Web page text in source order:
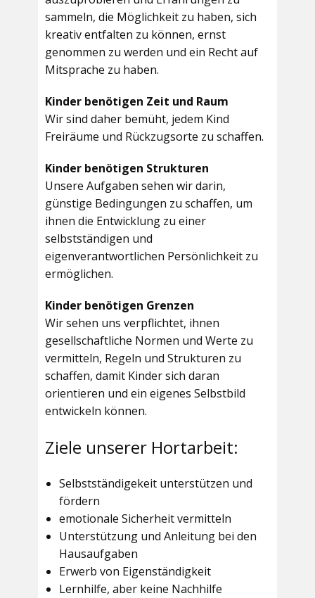
sammeln, die Möglichkeit zu haben, sich
kreativ entfalten zu können, ernst
genommen zu werden und ein Recht auf
Mitsprache zu haben.
Kinder benötigen Zeit und Raum
Wir sind daher bemüht, jedem Kind
Freiräume und Rückzugsorte zu schaffen.
Kinder benötigen Strukturen
Unsere Aufgaben sehen wir darin,
günstige Bedingungen zu schaffen, um
ihnen die Entwicklung zu einer
selbstständigen und
eigenverantwortlichen Persönlichkeit zu
ermöglichen.
Kinder benötigen Grenzen
Wir sehen uns verpflichtet, ihnen
gesellschaftliche Normen und Werte zu
vermitteln, Regeln und Strukturen zu
schaffen, damit Kinder sich daran
orientieren und ein eigenes Selbstbild
entwickeln können.
Ziele unserer Hortarbeit:
Selbstständigekeit unterstützen und
fördern
emotionale Sicherheit vermitteln
Unterstützung und Anleitung bei den
Hausaufgaben
Erwerb von Eigenständigkeit
Lernhilfe, aber keine Nachhilfe